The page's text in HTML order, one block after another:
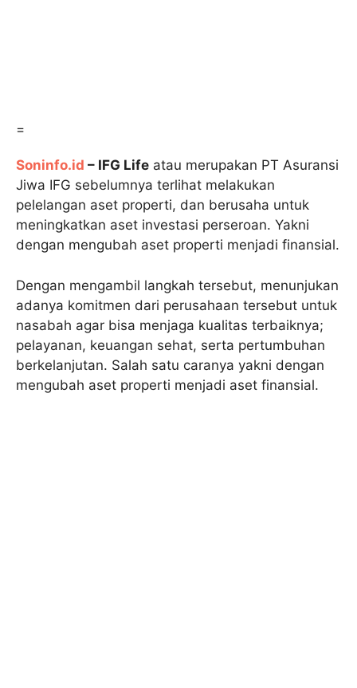
=
Soninfo.id – IFG Life atau merupakan PT Asuransi
Jiwa IFG sebelumnya terlihat melakukan
pelelangan aset properti, dan berusaha untuk
meningkatkan aset investasi perseroan. Yakni
dengan mengubah aset properti menjadi finansial.
Dengan mengambil langkah tersebut, menunjukan
adanya komitmen dari perusahaan tersebut untuk
nasabah agar bisa menjaga kualitas terbaiknya;
pelayanan, keuangan sehat, serta pertumbuhan
berkelanjutan. Salah satu caranya yakni dengan
mengubah aset properti menjadi aset finansial.